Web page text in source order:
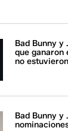
Bad Bunny y
que ganaron
no
Bad Bunny y